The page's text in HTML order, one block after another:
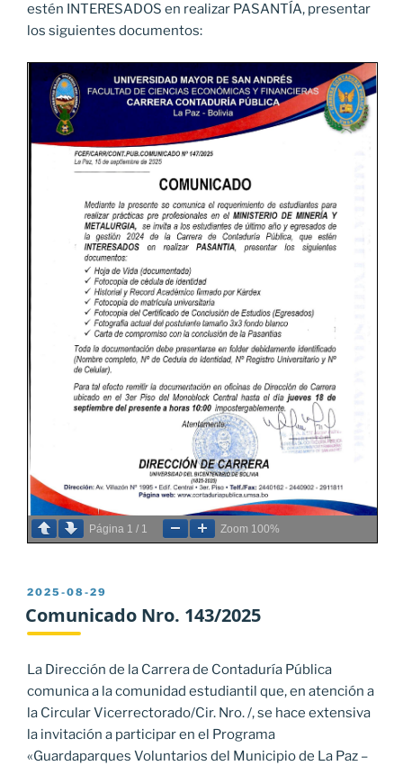
estén INTERESADOS en realizar PASANTÍA, presentar
los siguientes documentos:
Página 1 / 1 Zoom 100%
PUBLICADO
EL
2025-08-29
Comunicado Nro. 143/2025
La Dirección de la Carrera de Contaduría Pública
comunica a la comunidad estudiantil que, en atención a
la Circular Vicerrectorado/Cir. Nro. /, se hace extensiva
la invitación a participar en el Programa
«Guardaparques Voluntarios del Municipio de La Paz –